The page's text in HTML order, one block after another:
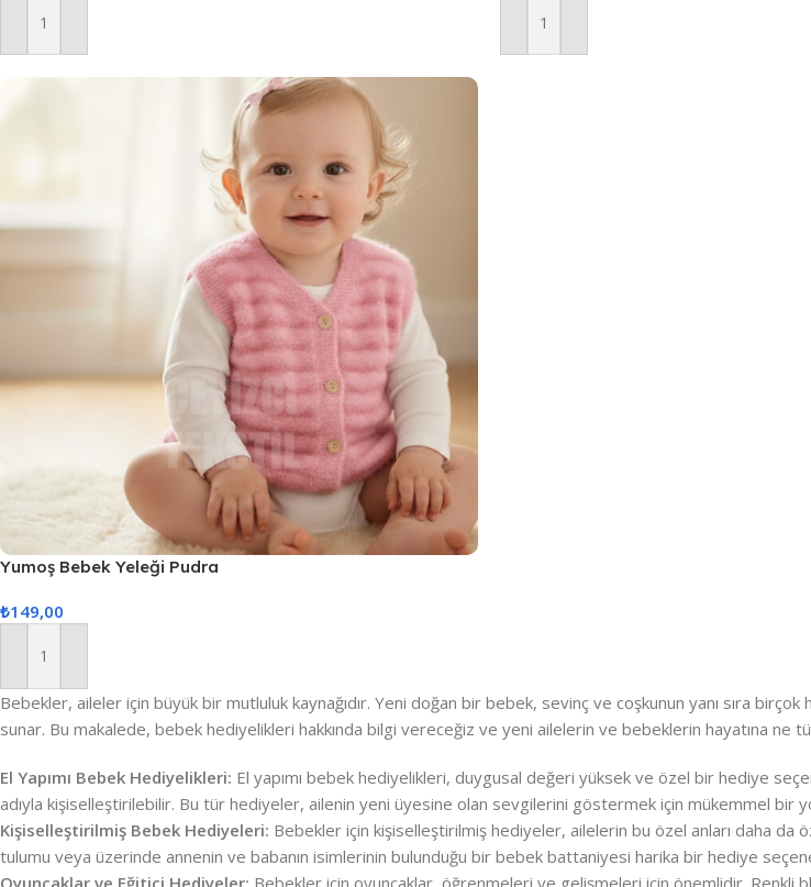
Sepete Ekle Sepete Ekle
Yumoş Bebek Yeleği Pudra
₺149,00
Sepete Ekle
Bebekler, aileler için büyük bir mutluluk kaynağıdır. Yeni doğan bir bebek, sevinç ve coşkunun yanı sıra
sunar. Bu makalede, bebek hediyelikleri hakkında bilgi vereceğiz ve yeni ailelerin ve bebeklerin hayatına ne
El Yapımı Bebek Hediyelikleri: El yapımı bebek hediyelikleri, duygusal değeri yüksek ve özel bir hediye
adıyla kişiselleştirilebilir. Bu tür hediyeler, ailenin yeni üyesine olan sevgilerini göstermek için mükemmel bir
Kişiselleştirilmiş Bebek Hediyeleri: Bebekler için kişiselleştirilmiş hediyeler, ailelerin bu özel anları daha da
tulumu veya üzerinde annenin ve babanın isimlerinin bulunduğu bir bebek battaniyesi harika bir hediye
Oyuncaklar ve Eğitici Hediyeler: Bebekler için oyuncaklar, öğrenmeleri ve gelişmeleri için önemlidir. Renkli